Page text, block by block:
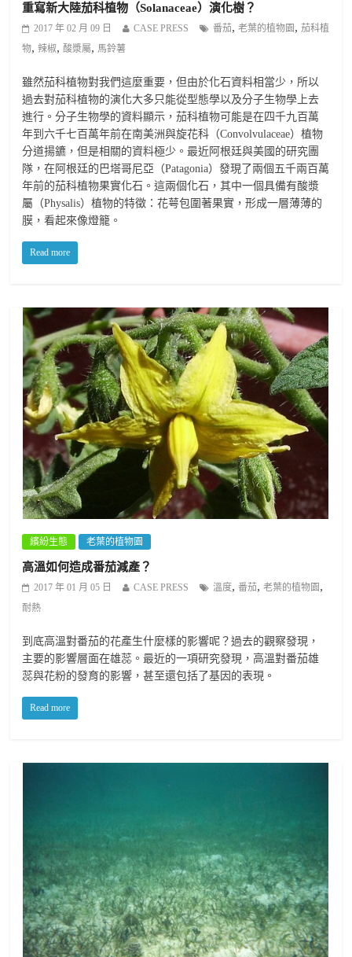
重寫新大陸茄科植物（Solanaceae）演化樹？
2017 年 02 月 09 日 CASE PRESS 番茄,老葉的植物園 ,茄科植
物,辣椒,酸漿屬, 馬鈴薯
雖然茄科植物對我們這麼重要，但由於化石資料相當少，所以
過去對茄科植物的演化大多只能從型態學以及分子生物學上去
進行。分子生物學的資料顯示，茄科植物可能是在四千九百萬
年到六千七百萬年前在南美洲與旋花科（Convolvulaceae）植物
分道揚鑣，但是相關的資料極少。最近阿根廷與美國的研究團
隊，在阿根廷的巴塔哥尼亞（Patagonia）發現了兩個五千兩百萬
年前的茄科植物果實化石。這兩個化石，其中一個具備有酸漿
屬（Physalis）植物的特徵：花萼包圍著果實，形成一層薄薄的
膜，看起來像燈籠。
Read more
繽紛生態 老葉的植物園
高溫如何造成番茄減產？
2017 年 01 月 05 日 CASE PRESS 溫度,番茄,老葉的植物園 ,
耐熱
到底高溫對番茄的花產生什麼樣的影響呢？過去的觀察發現，
主要的影響層面在雄蕊。最近的一項研究發現，高溫對番茄雄
蕊與花粉的發育的影響，甚至還包括了基因的表現。
Read more